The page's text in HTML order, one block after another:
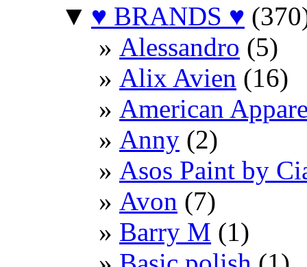
▼ ♥ BRANDS ♥
Alessandro (5)
Alix Avien (16)
American
Anny (2)
Asos Paint by
Avon (7)
Barry M (1)